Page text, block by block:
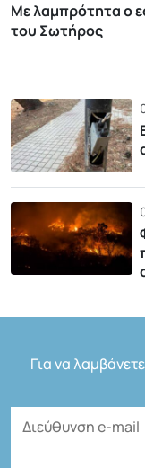
Με λαμπρότητα ο
του Σωτήρος
Για να